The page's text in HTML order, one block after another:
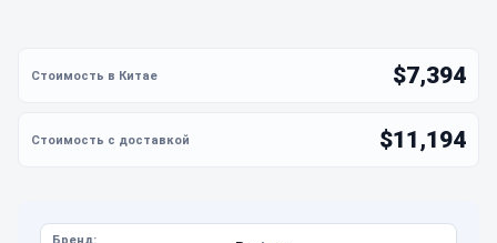
$7,394
$11,194